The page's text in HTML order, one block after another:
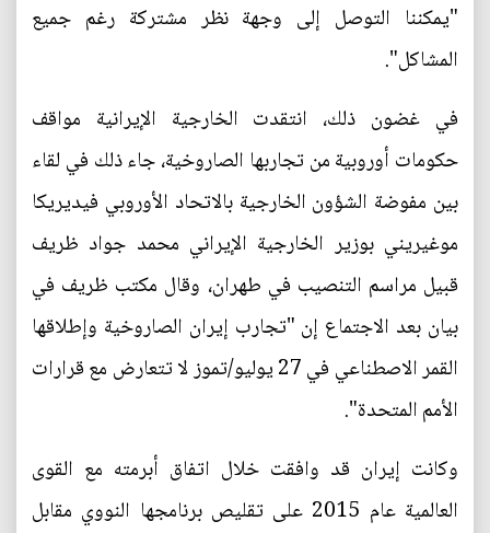
"يمكننا التوصل إلى وجهة نظر مشتركة رغم جميع
المشاكل".
في غضون ذلك، انتقدت الخارجية الإيرانية مواقف
حكومات أوروبية من تجاربها الصاروخية، جاء ذلك في لقاء
بين مفوضة الشؤون الخارجية بالاتحاد الأوروبي فيديريكا
موغيريني بوزير الخارجية الإيراني محمد جواد ظريف
قبيل مراسم التنصيب في طهران، وقال مكتب ظريف في
بيان بعد الاجتماع إن "تجارب إيران الصاروخية وإطلاقها
القمر الاصطناعي في 27 يوليو/تموز لا تتعارض مع قرارات
الأمم المتحدة".
وكانت إيران قد وافقت خلال اتفاق أبرمته مع القوى
العالمية عام 2015 على تقليص برنامجها النووي مقابل